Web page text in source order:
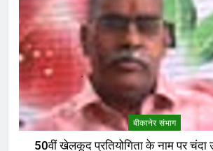
बीकानेर संभाग
50वीं खेलकूद प्रतियोगिता के नाम पर चंदा